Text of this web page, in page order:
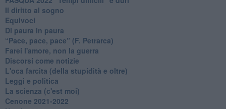
Il diritto al sogno
Equivoci
Di paura in paura
​“Pace, pace, pace” (F. Petrarca)
Farei l'amore, non la guerra
Discorsi come notizie
L'oca farcita (della stupidità e oltre)
Leggi e politica
La scienza (c'est moi)
Cenone 2021-2022